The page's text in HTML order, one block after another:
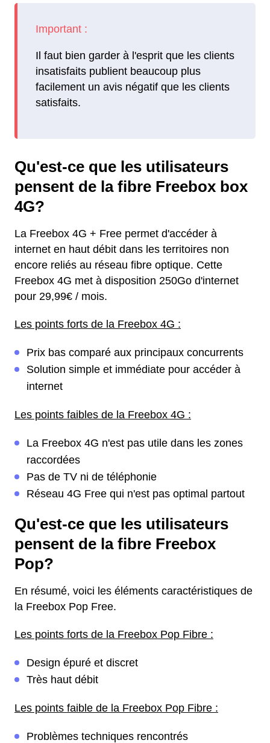
Il faut bien garder à l'esprit que les clients
insatisfaits publient beaucoup plus
facilement un avis négatif que les clients
satisfaits.
Qu'est-ce que les utilisateurs
pensent de la fibre Freebox box
4G?
La Freebox 4G + Free permet d'accéder à
internet en haut débit dans les territoires non
encore reliés au réseau fibre optique. Cette
Freebox 4G met à disposition 250Go d'internet
pour 29,99€ / mois.
Les points forts de la Freebox 4G :
Prix bas comparé aux principaux concurrents
Solution simple et immédiate pour accéder à
internet
Les points faibles de la Freebox 4G :
La Freebox 4G n'est pas utile dans les zones
raccordées
Pas de TV ni de téléphonie
Réseau 4G Free qui n'est pas optimal partout
Qu'est-ce que les utilisateurs
pensent de la fibre Freebox
Pop?
En résumé, voici les éléments caractéristiques de
la Freebox Pop Free.
Les points forts de la Freebox Pop Fibre :
Design épuré et discret
Très haut débit
Les points faible de la Freebox Pop Fibre :
Problèmes techniques rencontrés